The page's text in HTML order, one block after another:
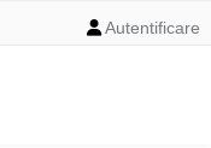
Autentificare